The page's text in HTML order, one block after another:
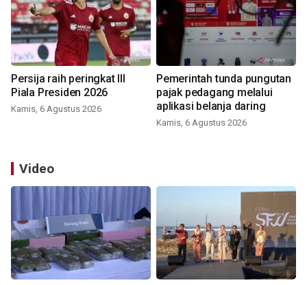
Persija raih peringkat III
Piala Presiden 2026
Kamis, 6 Agustus 2026
Pemerintah tunda pungutan
pajak pedagang melalui
aplikasi belanja daring
Kamis, 6 Agustus 2026
Video